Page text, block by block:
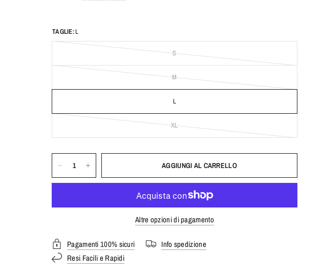
TAGLIE:L
S
M
L
XL
AGGIUNGI AL CARRELLO
Altre opzioni di pagamento
Pagamenti 100% sicuri
Info spedizione
Resi Facili e Rapidi